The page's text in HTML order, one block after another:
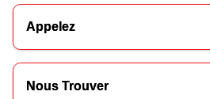
Appelez
Nous Trouver